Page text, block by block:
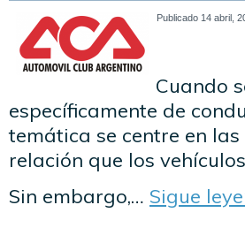
Publicado 14 abril,
Cuando
específicamente de
temática se centre en
relación que los
Sin embargo,… Sigue